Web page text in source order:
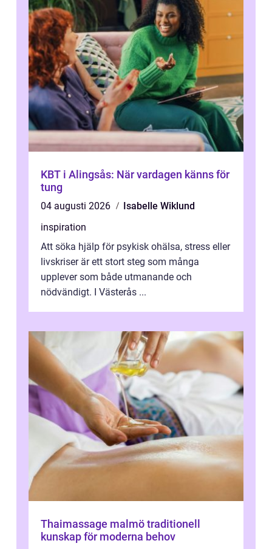
KBT i Alingsås: När vardagen känns för
tung
04 augusti 2026
Isabelle Wiklund
inspiration
Att söka hjälp för psykisk ohälsa, stress eller
livskriser är ett stort steg som många
upplever som både utmanande och
nödvändigt. I Västerås ...
Thaimassage malmö traditionell
kunskap för moderna behov